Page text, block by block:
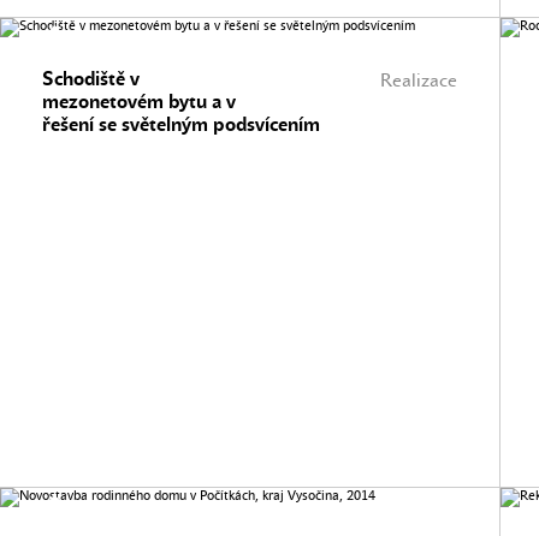
Realizace
Schodiště v
mezonetovém bytu a v
řešení se světelným podsvícením